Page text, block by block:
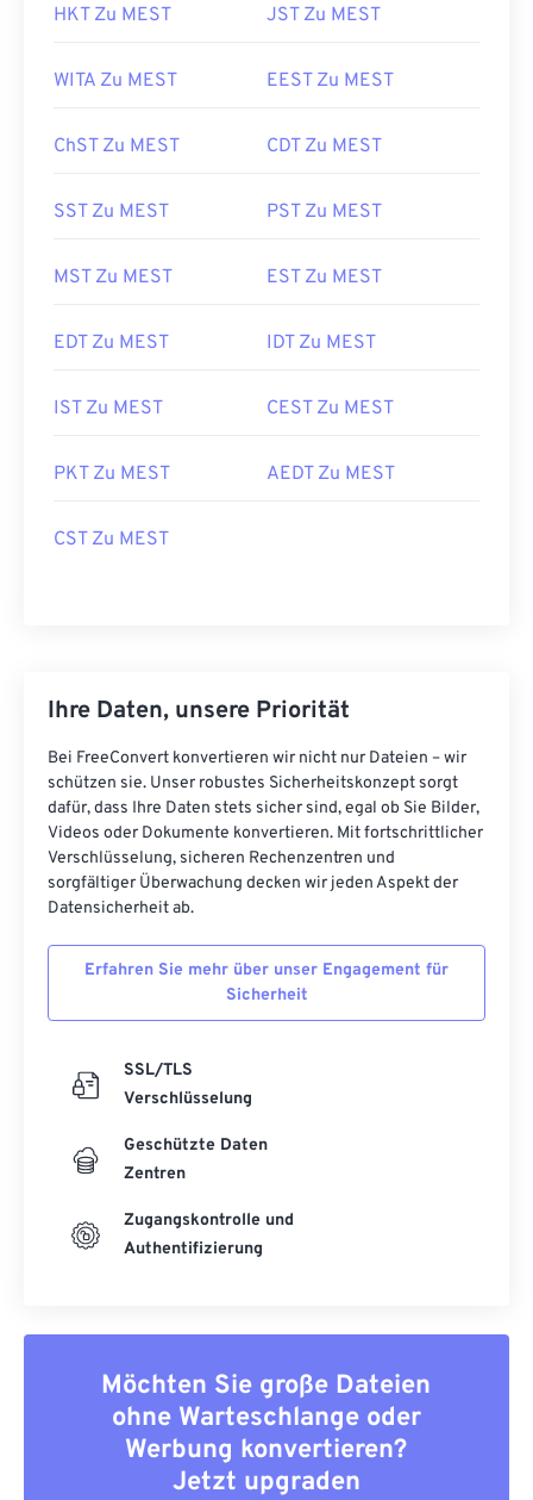
HKT Zu MEST JST Zu MEST
WITA Zu MEST EEST Zu MEST
ChST Zu MEST CDT Zu MEST
SST Zu MEST PST Zu MEST
MST Zu MEST EST Zu MEST
EDT Zu MEST IDT Zu MEST
IST Zu MEST CEST Zu MEST
PKT Zu MEST AEDT Zu MEST
CST Zu MEST
Ihre Daten, unsere Priorität
Bei FreeConvert konvertieren wir nicht nur Dateien – wir
schützen sie. Unser robustes Sicherheitskonzept sorgt
dafür, dass Ihre Daten stets sicher sind, egal ob Sie Bilder,
Videos oder Dokumente konvertieren. Mit fortschrittlicher
Verschlüsselung, sicheren Rechenzentren und
sorgfältiger Überwachung decken wir jeden Aspekt der
Datensicherheit ab.
Erfahren Sie mehr über unser Engagement für
Sicherheit
SSL/TLS
Verschlüsselung
Geschützte Daten
Zentren
Zugangskontrolle und
Authentifizierung
Möchten Sie große Dateien
ohne Warteschlange oder
Werbung konvertieren?
Jetzt upgraden